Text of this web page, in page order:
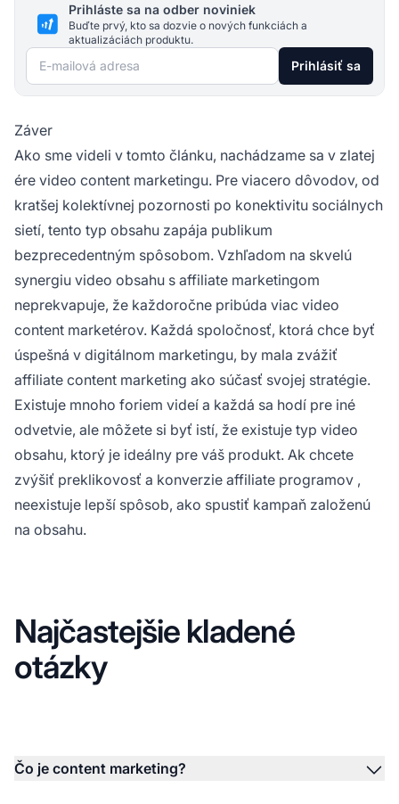
Prihláste sa na odber noviniek
Buďte prvý, kto sa dozvie o nových funkciách a
aktualizáciách produktu.
E-mailová adresa Prihlásiť sa
Záver
Ako sme videli v tomto článku, nachádzame sa v zlatej
ére video content marketingu. Pre viacero dôvodov, od
kratšej kolektívnej pozornosti po konektivitu sociálnych
sietí, tento typ obsahu zapája publikum
bezprecedentným spôsobom. Vzhľadom na skvelú
synergiu video obsahu s affiliate marketingom
neprekvapuje, že každoročne pribúda viac video
content marketérov. Každá spoločnosť, ktorá chce byť
úspešná v digitálnom marketingu, by mala zvážiť
affiliate content marketing ako súčasť svojej stratégie.
Existuje mnoho foriem videí a každá sa hodí pre iné
odvetvie, ale môžete si byť istí, že existuje typ video
obsahu, ktorý je ideálny pre váš produkt. Ak chcete
zvýšiť preklikovosť a konverzie affiliate programov ,
neexistuje lepší spôsob, ako spustiť kampaň založenú
na obsahu.
Najčastejšie kladené
otázky
Čo je content marketing?